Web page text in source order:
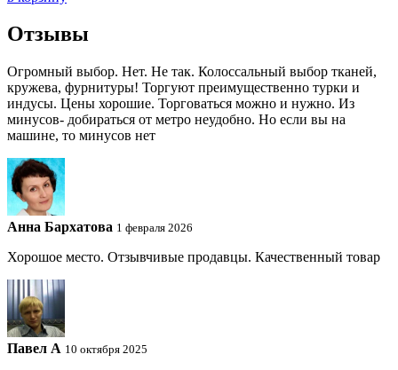
Отзывы
Огромный выбор. Нет. Не так. Колоссальный выбор тканей,
кружева, фурнитуры! Торгуют преимущественно турки и
индусы. Цены хорошие. Торговаться можно и нужно. Из
минусов- добираться от метро неудобно. Но если вы на
машине, то минусов нет
Анна Бархатова 1 февраля 2026
Хорошое место. Отзывчивые продавцы. Качественный товар
Павел A 10 октября 2025